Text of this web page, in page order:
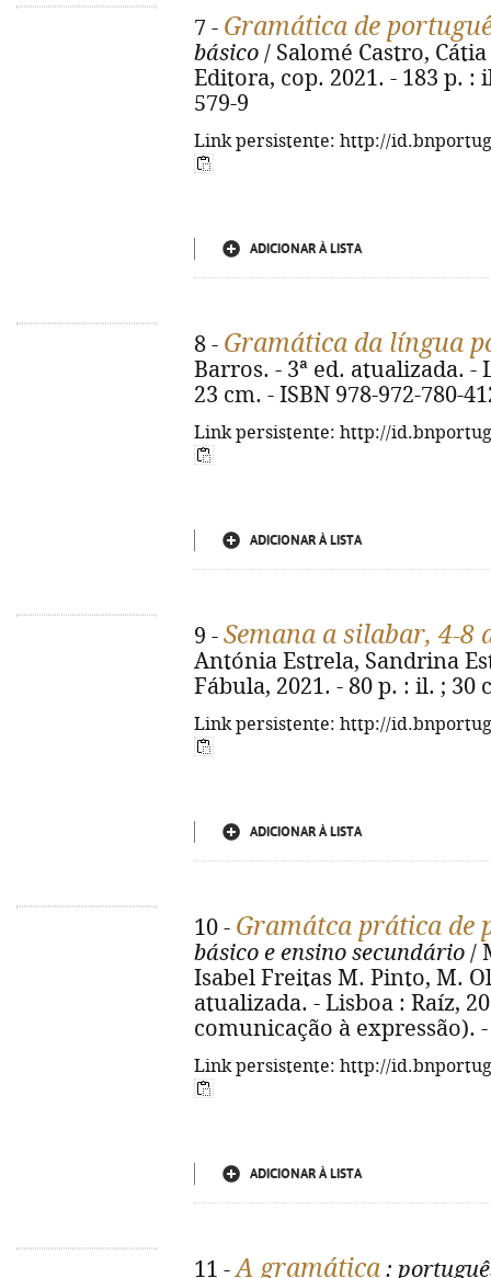
7 - Gramática de
básico / Salomé Castro,
Editora, cop. 2021. - 183 p. :
579-9
Link persistente: http://
ADICIONAR À LISTA
8 - Gramática da língua
Barros. - 3ª ed. atualizada. -
23 cm. - ISBN 978-972-780-
Link persistente: http://
ADICIONAR À LISTA
9 - Semana a silabar, 4-8
Antónia Estrela, Sandrina
Fábula, 2021. - 80 p. : il. ; 30
Link persistente: http://
ADICIONAR À LISTA
10 - Gramátca prática de
básico e ensino secundário /
Isabel Freitas M. Pinto, M.
atualizada. - Lisboa : Raíz,
comunicação à expressão). -
Link persistente: http://
ADICIONAR À LISTA
11 -A gramática :